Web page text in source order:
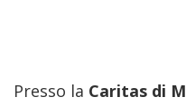
Presso la Caritas di